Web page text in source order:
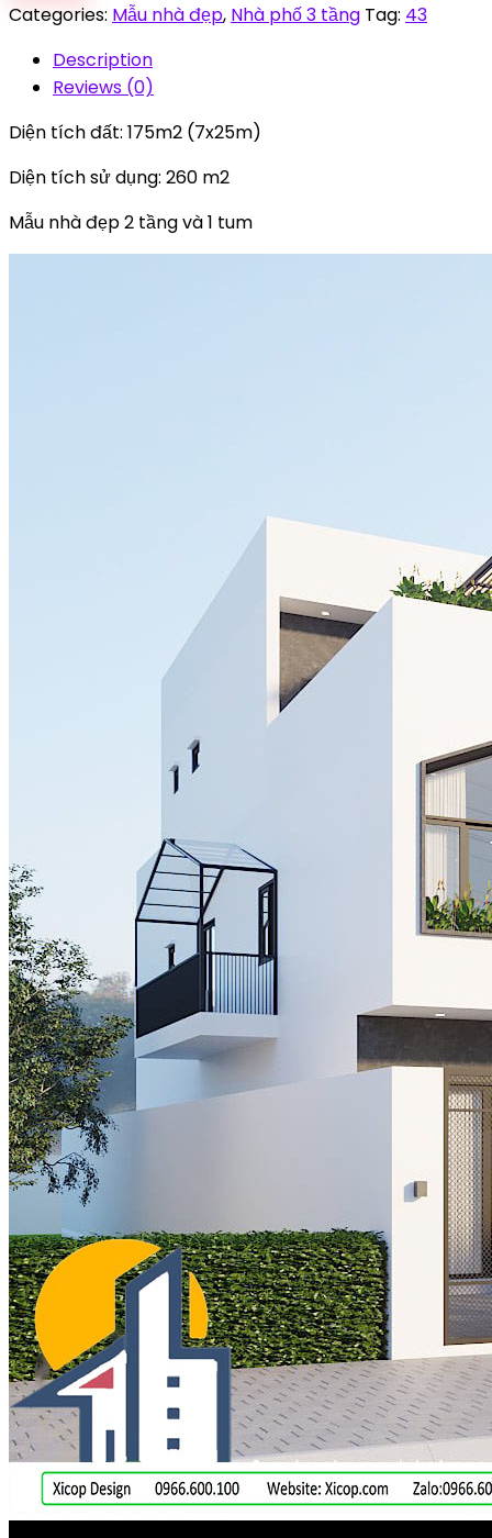
đẹp
tầng
1
XC864
quantity
Categories: Mẫu nhà đẹp, Nhà phố 3 tầng Tag: 43
Description
Reviews (0)
Diện tích đất: 175m2 (7x25m)
Diện tích sử dụng: 260 m2
Mẫu nhà đẹp 2 tầng và 1 tum